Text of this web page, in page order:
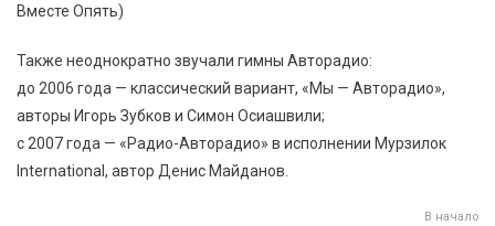
Вместе Опять)
Также неоднократно звучали гимны Авторадио:
до 2006 года — классический вариант, «Мы — Авторадио»,
авторы Игорь Зубков и Симон Осиашвили;
с 2007 года — «Радио-Авторадио» в исполнении Мурзилок
International, автор Денис Майданов.
В начало